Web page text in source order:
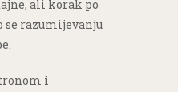
ali korak po
razumijevanju
i